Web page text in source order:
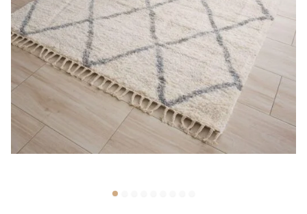
Präferenzen
Präferenz-Cookies ermöglichen es einer Website,
Informationen zu speichern, die die Art und Weise ändern,
wie die Website aussieht oder funktioniert, wie zum Beispiel
Ihre bevorzugte Sprache oder die Region, in der Sie sich
befinden.
Statistik